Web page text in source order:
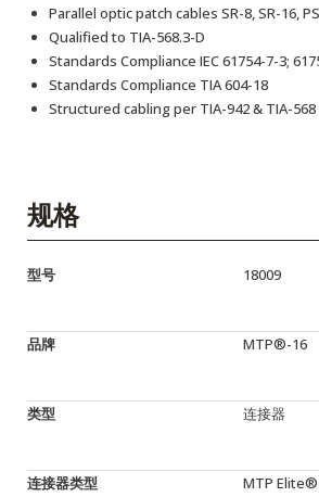
Parallel optic patch cables SR-8, SR-16,
Qualified to TIA-568.3-D
Standards Compliance IEC 61754-7-3;
Standards Compliance TIA 604-18
Structured cabling per TIA-942 & TIA-568
规格
型号 18009
品牌 MTP®-16
类型 连接器
连接器类型 MTP Elite®